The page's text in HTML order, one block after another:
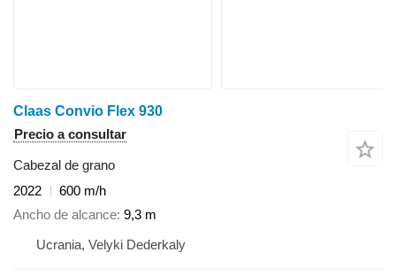
Claas Convio Flex 930
Precio a consultar
Cabezal de grano
2022
600 m/h
Ancho de alcance 9,3 m
Ucrania, Velyki Dederkaly